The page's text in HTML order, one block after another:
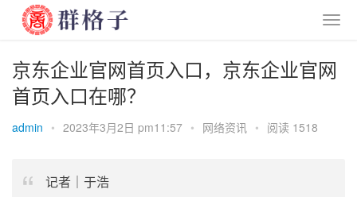
京东企业官网首页入口，京东企业官网
首页入口在哪？
admin • 2023年3月2日 pm11:57 • 网络资讯 • 阅读 1518
记者｜于浩